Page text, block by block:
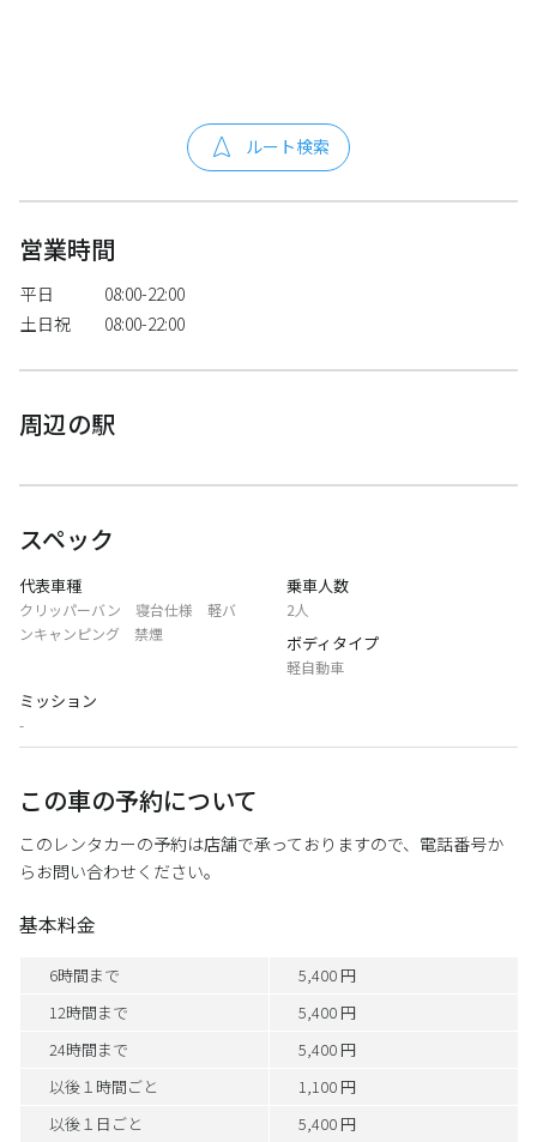
ルート検索
営業時間
平日
08:00-22:00
土日祝
08:00-22:00
周辺の駅
スペック
代表車種
クリッパーバン 寝台仕様 軽バ
ンキャンピング 禁煙
乗車人数
2人
ボディタイプ
軽自動車
ミッション
-
この車の予約について
このレンタカーの予約は店舗で承っておりますので、電話番号か
らお問い合わせください。
基本料金
6時間まで
5,400 円
12時間まで
5,400 円
24時間まで
5,400 円
以後１時間ごと
1,100 円
以後１日ごと
5,400 円